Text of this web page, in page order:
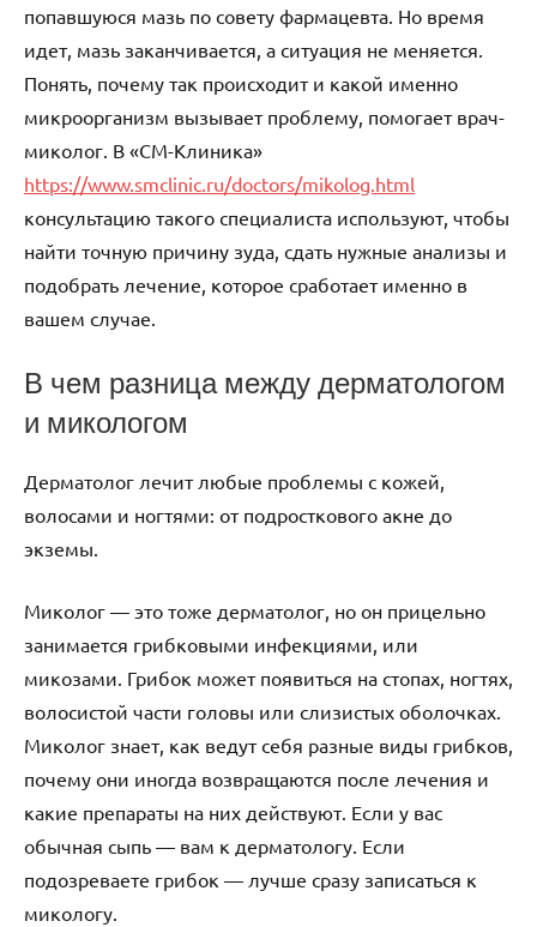
попавшуюся мазь по совету фармацевта. Но время
идет, мазь заканчивается, а ситуация не меняется.
Понять, почему так происходит и какой именно
микроорганизм вызывает проблему, помогает врач-
миколог. В «СМ-Клиника»
https://www.smclinic.ru/doctors/mikolog.html
консультацию такого специалиста используют, чтобы
найти точную причину зуда, сдать нужные анализы и
подобрать лечение, которое сработает именно в
вашем случае.
В чем разница между дерматологом
и микологом
Дерматолог лечит любые проблемы с кожей,
волосами и ногтями: от подросткового акне до
экземы.
Миколог — это тоже дерматолог, но он прицельно
занимается грибковыми инфекциями, или
микозами. Грибок может появиться на стопах, ногтях,
волосистой части головы или слизистых оболочках.
Миколог знает, как ведут себя разные виды грибков,
почему они иногда возвращаются после лечения и
какие препараты на них действуют. Если у вас
обычная сыпь — вам к дерматологу. Если
подозреваете грибок — лучше сразу записаться к
микологу.